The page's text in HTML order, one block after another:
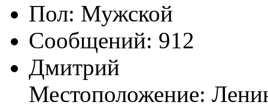
Пол:
Сообщений: 912
Дмитрий
Местоположение: